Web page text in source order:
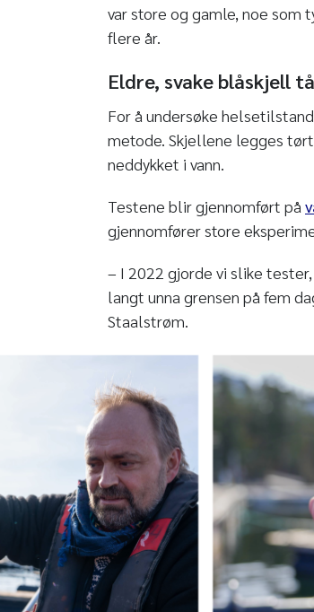
var store og gamle, noe
flere år.
Eldre, svake blåskjell
For å undersøke
metode. Skjellene legges
neddykket i vann.
Testene blir gjennomført på
gjennomfører store
– I 2022 gjorde vi slike
langt unna grensen på fem
Staalstrøm.